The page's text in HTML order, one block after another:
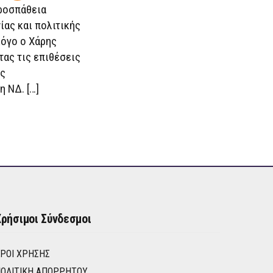
και πολιτικής
ο Χάρης
τις επιθέσεις
ΝΔ. […]
Σύνδεσμοι
ΧΡΉΣΗΣ